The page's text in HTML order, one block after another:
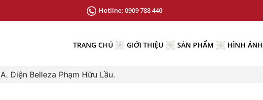
Hotline: 0909 788 440
TRANG CHỦ GIỚI THIỆU SẢN PHẨM HÌNH ẢNH
Diện Belleza Phạm Hữu Lầu.